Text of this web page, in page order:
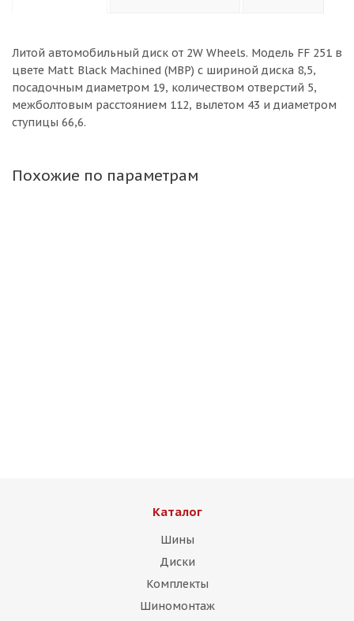
Литой aвтомобильный диск от 2W Wheels. Модель FF 251 в
цвете Matt Black Machined (MBP) с шириной диска 8,5,
посадочным диаметром 19, количеством отверстий 5,
межболтовым расстоянием 112, вылетом 43 и диаметром
ступицы 66,6.
Похожие по параметрам
Каталог
Шины
Диски
Комплекты
Шиномонтаж